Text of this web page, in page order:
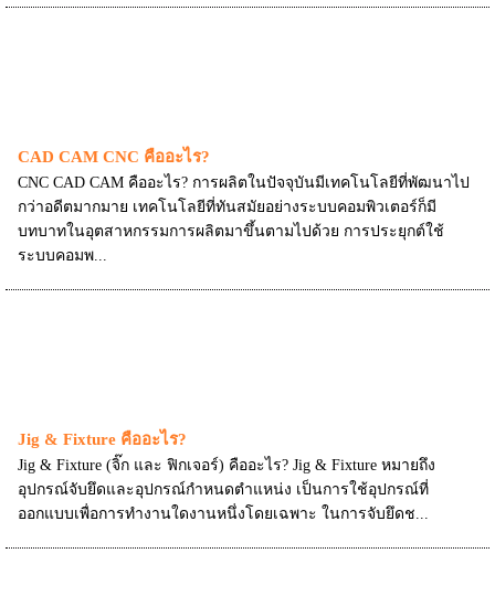
CAD CAM CNC คืออะไร?
CNC CAD CAM คืออะไร? การผลิตในปัจจุบันมีเทคโนโลยีที่พัฒนาไป
กว่าอดีตมากมาย เทคโนโลยีที่ทันสมัยอย่างระบบคอมพิวเตอร์ก็มี
บทบาทในอุตสาหกรรมการผลิตมาขึ้นตามไปด้วย การประยุกต์ใช้
ระบบคอมพ...
Jig & Fixture คืออะไร?
Jig & Fixture (จิ๊ก และ ฟิกเจอร์) คืออะไร? Jig & Fixture หมายถึง
อุปกรณ์จับยึดและอุปกรณ์กำหนดตำแหน่ง เป็นการใช้อุปกรณ์ที่
ออกแบบเพื่อการทำงานใดงานหนึ่งโดยเฉพาะ ในการจับยึดช...